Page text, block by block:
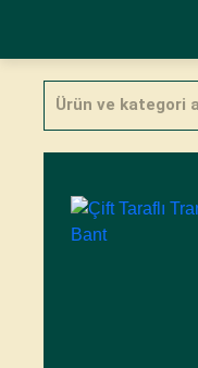
Products
search